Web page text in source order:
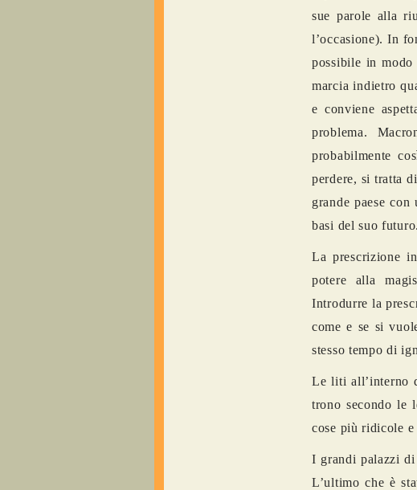
sue parole alla
l’occasione). In
possibile in modo
marcia indietro
e conviene
problema.
probabilmente
perdere, si tratta
grande paese
basi del suo futuro.
La prescrizione
potere alla
Introdurre la
come e se si
stesso tempo di
Le liti all’interno
trono secondo le
cose più ridicole
I grandi palazzi
L’ultimo che è